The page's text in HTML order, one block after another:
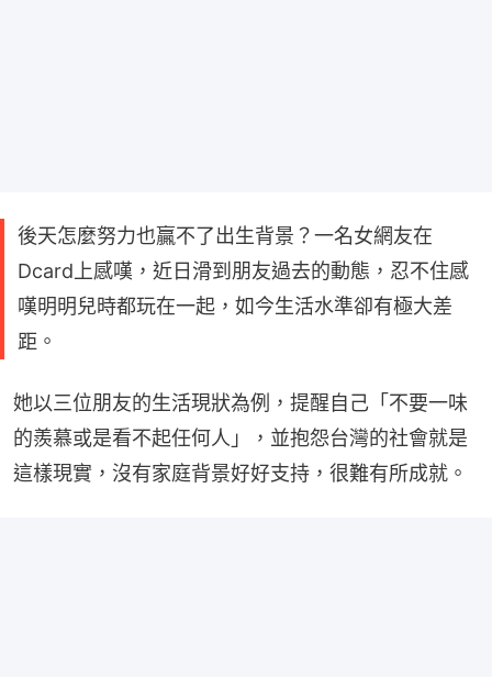
後天怎麼努力也贏不了出生背景？一名女網友在
Dcard上感嘆，近日滑到朋友過去的動態，忍不住感
嘆明明兒時都玩在一起，如今生活水準卻有極大差
距。
她以三位朋友的生活現狀為例，提醒自己「不要一味
的羨慕或是看不起任何人」，並抱怨台灣的社會就是
這樣現實，沒有家庭背景好好支持，很難有所成就。